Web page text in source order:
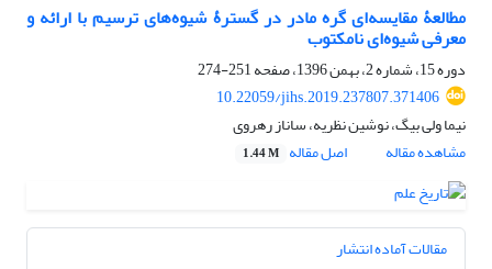
مطالعۀ مقایسه‌ای گره مادر در گسترۀ شیوه‌های ترسیم با ارائه و
معرفی شیوه‌ای نامکتوب
دوره 15، شماره 2، بهمن 1396، صفحه
251-274
10.22059/jihs.2019.237807.371406
نیما ولی بیگ، نوشین نظریه، ساناز رهروی
مشاهده مقاله
اصل مقاله 1.44 M
مقالات آماده انتشار